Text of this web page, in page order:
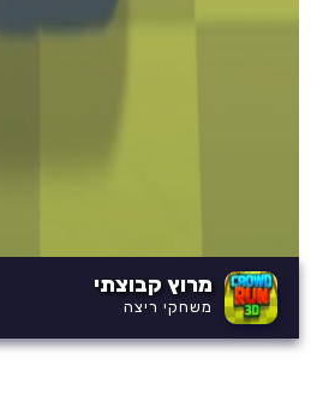
מרוץ קבוצתי
משחקי ריצה